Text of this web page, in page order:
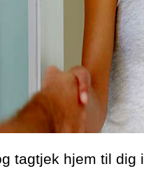
tagtjek hjem til dig i